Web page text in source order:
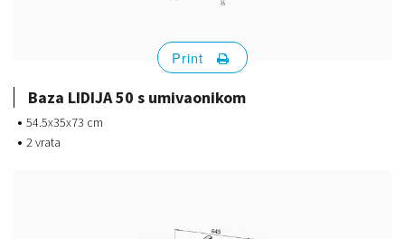
Baza LIDIJA 50 s umivaonikom
54.5x35x73 cm
2 vrata
Print